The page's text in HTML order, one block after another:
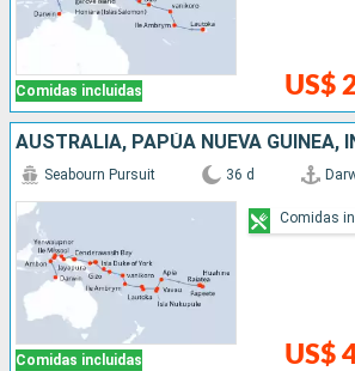
Comidas incluidas US$
Comidas incluidas
Seabourn Pursuit 36 d
US$
Comidas